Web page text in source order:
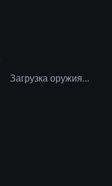
Загрузка оружия...